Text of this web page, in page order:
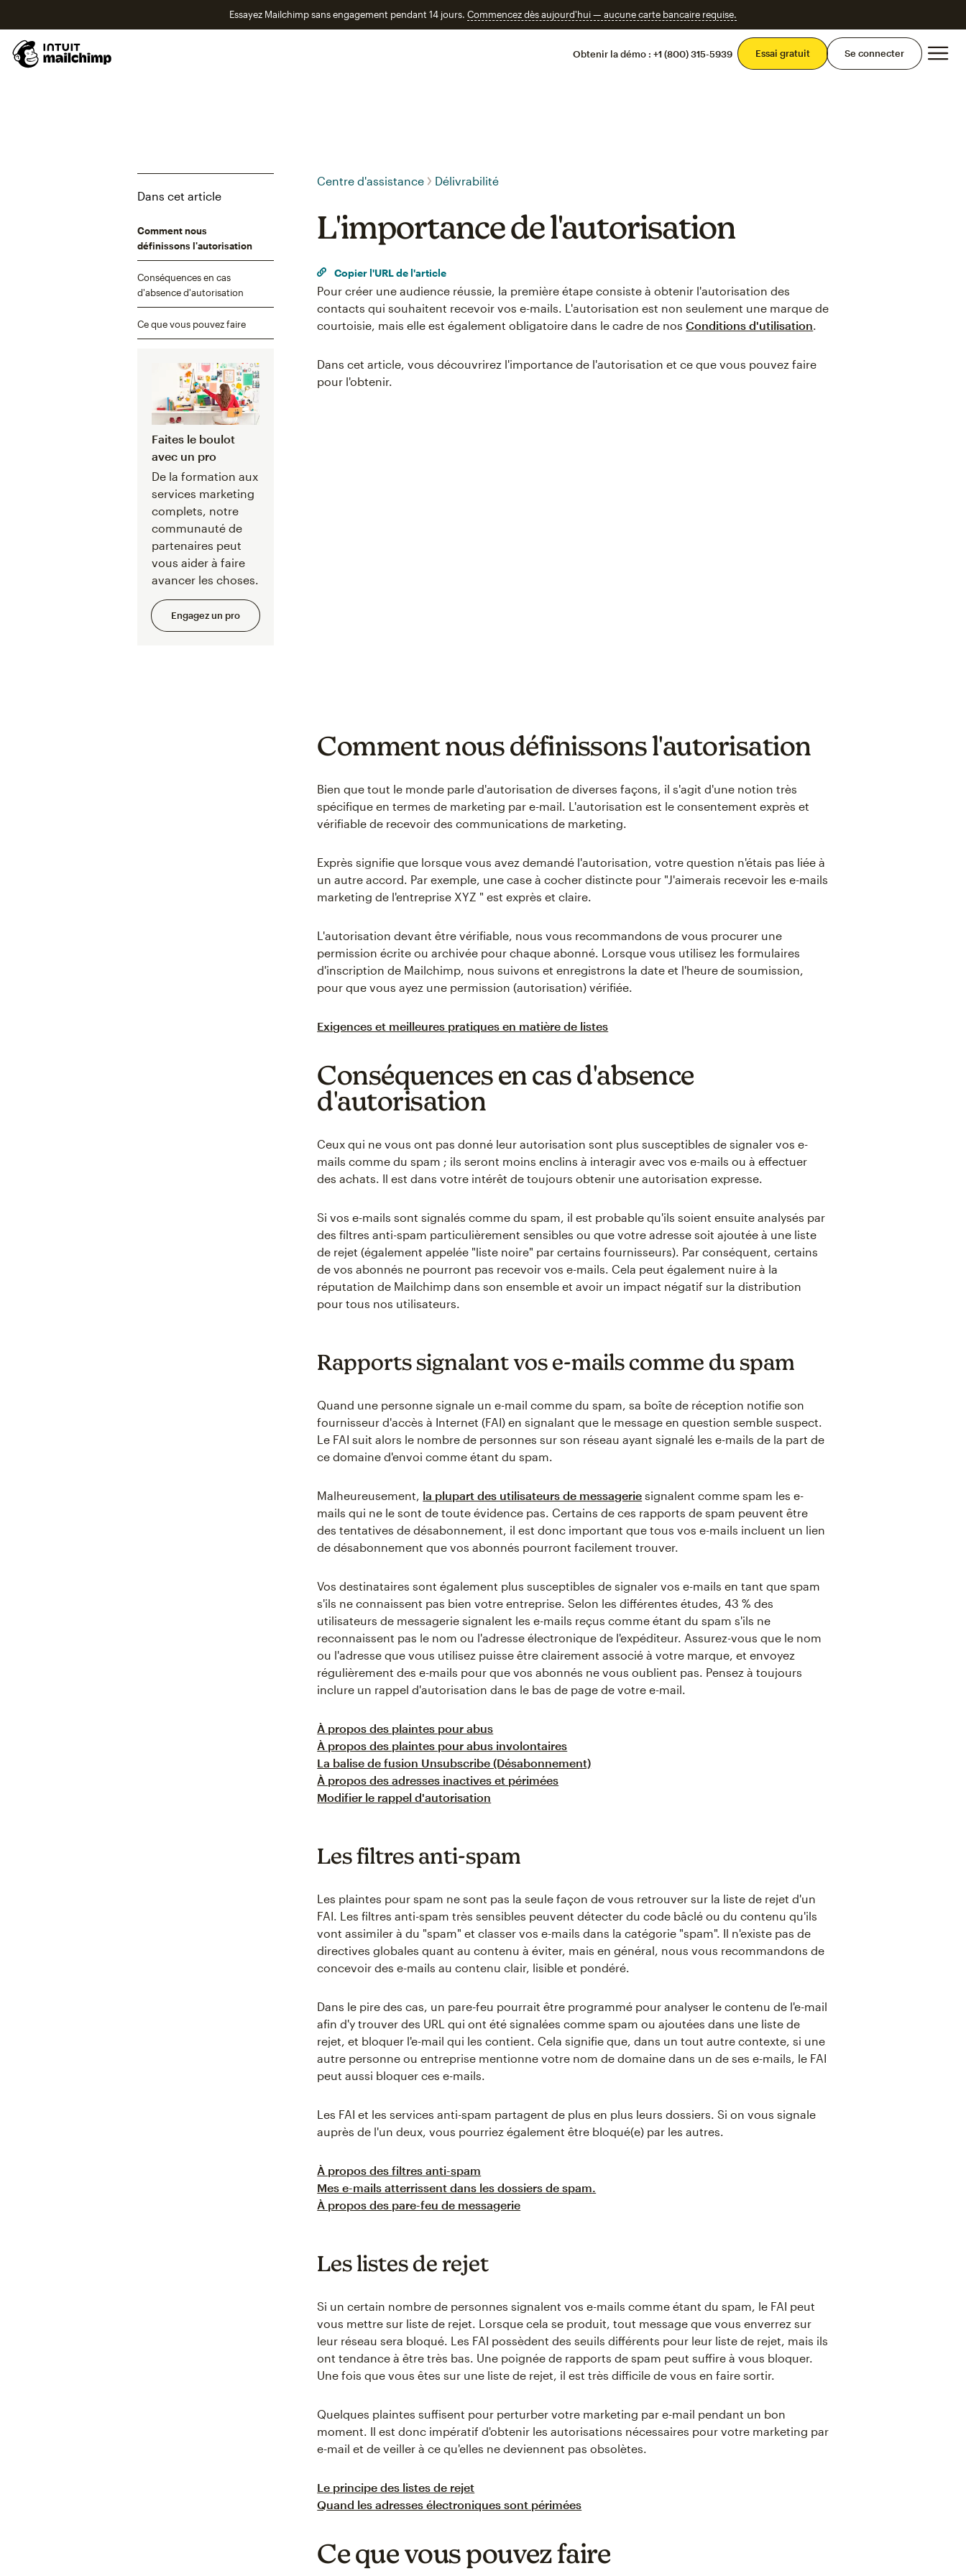
Essayez Mailchimp sans engagement pendant 14 jours. Commencez dès aujourd'hui — aucune carte bancaire requise.
Obtenir la démo : +1 (800) 315-5939 Essai gratuit Se connecter
Dans cet article
Comment nous
définissons l'autorisation
Conséquences en cas
d'absence d'autorisation
Ce que vous pouvez faire
Faites le boulot
avec un pro
De la formation aux
services marketing
complets, notre
communauté de
partenaires peut
vous aider à faire
avancer les choses.
Engagez un pro
Centre d'assistance Délivrabilité
L'importance de l'autorisation
Copier l'URL de l'article
Pour créer une audience réussie, la première étape consiste à obtenir l'autorisation des
contacts qui souhaitent recevoir vos e-mails. L'autorisation est non seulement une marque de
courtoisie, mais elle est également obligatoire dans le cadre de nosConditions d'utilisation.
Dans cet article, vous découvrirez l'importance de l'autorisation et ce que vous pouvez faire
pour l'obtenir.
Comment nous définissons l'autorisation
Bien que tout le monde parle d'autorisation de diverses façons, il s'agit d'une notion très
spécifique en termes de marketing par e-mail. L'autorisation est le consentement exprès et
vérifiable de recevoir des communications de marketing.
Exprès signifie que lorsque vous avez demandé l'autorisation, votre question n'étais pas liée à
un autre accord. Par exemple, une case à cocher distincte pour "J'aimerais recevoir les e-mails
marketing de l'entreprise XYZ " est exprès et claire.
L'autorisation devant être vérifiable, nous vous recommandons de vous procurer une
permission écrite ou archivée pour chaque abonné. Lorsque vous utilisez les formulaires
d'inscription de Mailchimp, nous suivons et enregistrons la date et l'heure de soumission,
pour que vous ayez une permission (autorisation) vérifiée.
Exigences et meilleures pratiques en matière de listes
Conséquences en cas d'absence
d'autorisation
Ceux qui ne vous ont pas donné leur autorisation sont plus susceptibles de signaler vos e-
mails comme du spam ; ils seront moins enclins à interagir avec vos e-mails ou à effectuer
des achats. Il est dans votre intérêt de toujours obtenir une autorisation expresse.
Si vos e-mails sont signalés comme du spam, il est probable qu'ils soient ensuite analysés par
des filtres anti-spam particulièrement sensibles ou que votre adresse soit ajoutée à une liste
de rejet (également appelée "liste noire" par certains fournisseurs). Par conséquent, certains
de vos abonnés ne pourront pas recevoir vos e-mails. Cela peut également nuire à la
réputation de Mailchimp dans son ensemble et avoir un impact négatif sur la distribution
pour tous nos utilisateurs.
Rapports signalant vos e-mails comme du spam
Quand une personne signale un e-mail comme du spam, sa boîte de réception notifie son
fournisseur d'accès à Internet (FAI) en signalant que le message en question semble suspect.
Le FAI suit alors le nombre de personnes sur son réseau ayant signalé les e-mails de la part de
ce domaine d'envoi comme étant du spam.
Malheureusement, la plupart des utilisateurs de messagerie signalent comme spam les e-
mails qui ne le sont de toute évidence pas. Certains de ces rapports de spam peuvent être
des tentatives de désabonnement, il est donc important que tous vos e-mails incluent un lien
de désabonnement que vos abonnés pourront facilement trouver.
Vos destinataires sont également plus susceptibles de signaler vos e-mails en tant que spam
s'ils ne connaissent pas bien votre entreprise. Selon les différentes études, 43 % des
utilisateurs de messagerie signalent les e-mails reçus comme étant du spam s'ils ne
reconnaissent pas le nom ou l'adresse électronique de l'expéditeur. Assurez-vous que le nom
ou l'adresse que vous utilisez puisse être clairement associé à votre marque, et envoyez
régulièrement des e-mails pour que vos abonnés ne vous oublient pas. Pensez à toujours
inclure un rappel d'autorisation dans le bas de page de votre e-mail.
À propos des plaintes pour abus
À propos des plaintes pour abus involontaires
La balise de fusion Unsubscribe (Désabonnement)
À propos des adresses inactives et périmées
Modifier le rappel d'autorisation
Les filtres anti-spam
Les plaintes pour spam ne sont pas la seule façon de vous retrouver sur la liste de rejet d'un
FAI. Les filtres anti-spam très sensibles peuvent détecter du code bâclé ou du contenu qu'ils
vont assimiler à du "spam" et classer vos e-mails dans la catégorie "spam". Il n'existe pas de
directives globales quant au contenu à éviter, mais en général, nous vous recommandons de
concevoir des e-mails au contenu clair, lisible et pondéré.
Dans le pire des cas, un pare-feu pourrait être programmé pour analyser le contenu de l'e-mail
afin d'y trouver des URL qui ont été signalées comme spam ou ajoutées dans une liste de
rejet, et bloquer l'e-mail qui les contient. Cela signifie que, dans un tout autre contexte, si une
autre personne ou entreprise mentionne votre nom de domaine dans un de ses e-mails, le FAI
peut aussi bloquer ces e-mails.
Les FAI et les services anti-spam partagent de plus en plus leurs dossiers. Si on vous signale
auprès de l'un deux, vous pourriez également être bloqué(e) par les autres.
À propos des filtres anti-spam
Mes e-mails atterrissent dans les dossiers de spam.
À propos des pare-feu de messagerie
Les listes de rejet
Si un certain nombre de personnes signalent vos e-mails comme étant du spam, le FAI peut
vous mettre sur liste de rejet. Lorsque cela se produit, tout message que vous enverrez sur
leur réseau sera bloqué. Les FAI possèdent des seuils différents pour leur liste de rejet, mais ils
ont tendance à être très bas. Une poignée de rapports de spam peut suffire à vous bloquer.
Une fois que vous êtes sur une liste de rejet, il est très difficile de vous en faire sortir.
Quelques plaintes suffisent pour perturber votre marketing par e-mail pendant un bon
moment. Il est donc impératif d'obtenir les autorisations nécessaires pour votre marketing par
e-mail et de veiller à ce qu'elles ne deviennent pas obsolètes.
Le principe des listes de rejet
Quand les adresses électroniques sont périmées
Ce que vous pouvez faire